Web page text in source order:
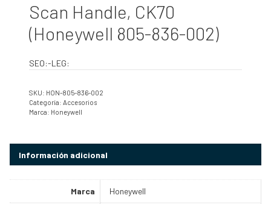
Scan Handle, CK70
(Honeywell 805-836-002)
SEO:-LEG:
SKU: HON-805-836-002
Categoría: Accesorios
Marca: Honeywell
Información adicional
Marca Honeywell